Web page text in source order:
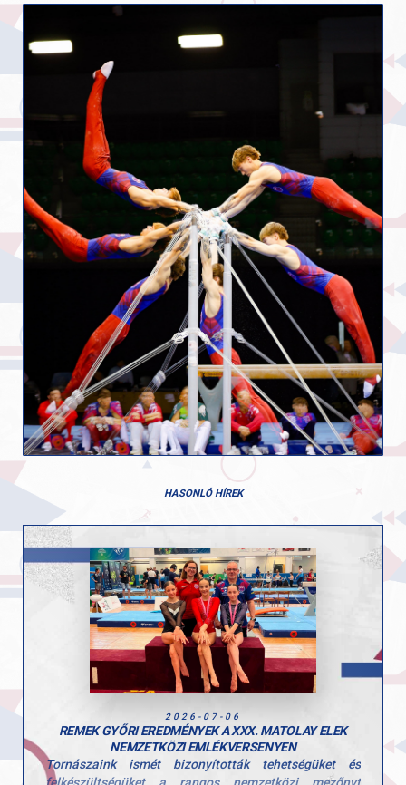
HASONLÓ HÍREK
2026-07-06
REMEK GYŐRI EREDMÉNYEK A XXX. MATOLAY ELEK
NEMZETKÖZI EMLÉKVERSENYEN
Tornászaink ismét bizonyították tehetségüket és